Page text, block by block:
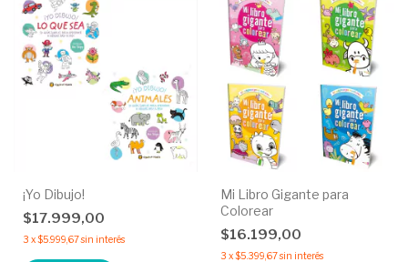
¡Yo Dibujo!
$17.999,00
3 x$5.999,67sin interés
Mi Libro Gigante para
Colorear
$16.199,00
3 x$5.399,67sin interés